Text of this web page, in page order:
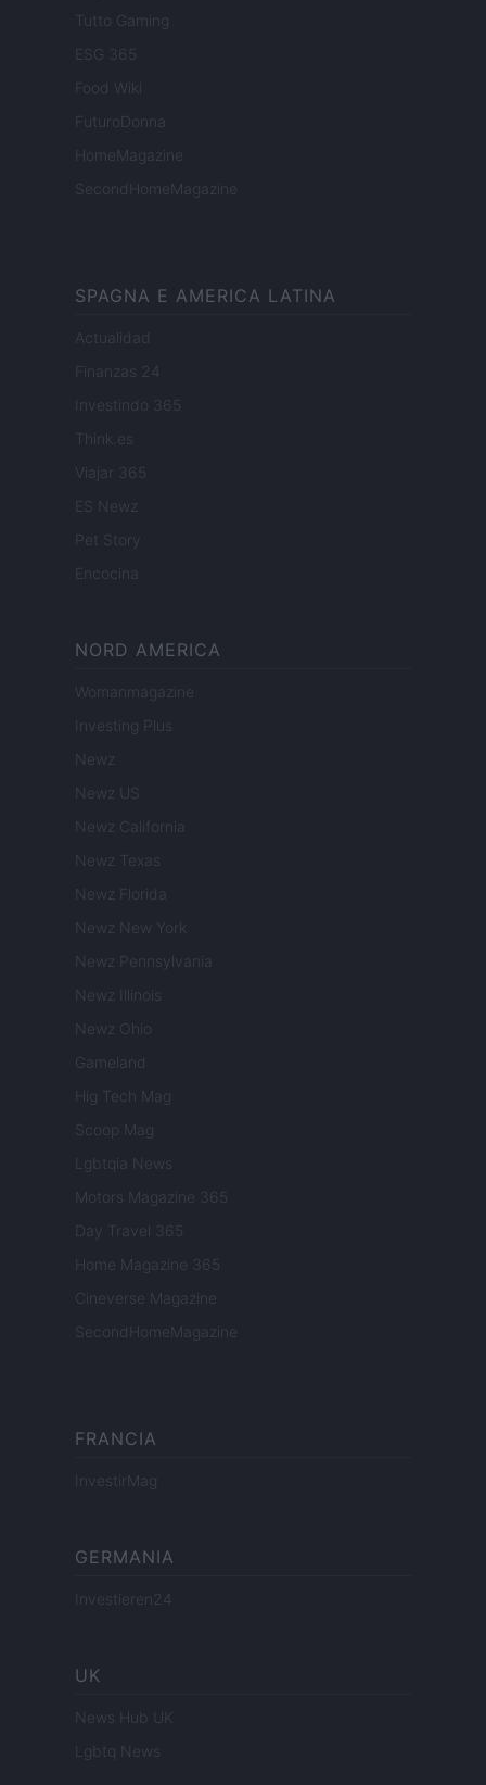
Tutto Gaming
ESG 365
Food Wiki
FuturoDonna
HomeMagazine
SecondHomeMagazine
SPAGNA E AMERICA LATINA
Actualidad
Finanzas 24
Investindo 365
Think.es
Viajar 365
ES Newz
Pet Story
Encocina
NORD AMERICA
Womanmagazine
Investing Plus
Newz
Newz US
Newz California
Newz Texas
Newz Florida
Newz New York
Newz Pennsylvania
Newz Illinois
Newz Ohio
Gameland
Hig Tech Mag
Scoop Mag
Lgbtqia News
Motors Magazine 365
Day Travel 365
Home Magazine 365
Cineverse Magazine
SecondHomeMagazine
FRANCIA
InvestirMag
GERMANIA
Investieren24
UK
News Hub UK
Lgbtq News